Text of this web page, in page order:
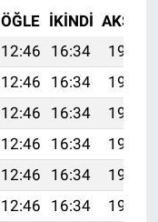
ÖĞLE İKINDI AKŞAM
12:46 16:34
19:54
12:46 16:34
19:53
12:46 16:34
19:53
12:46 16:34
19:52
12:46 16:34
19:51
12:46 16:34
19:50